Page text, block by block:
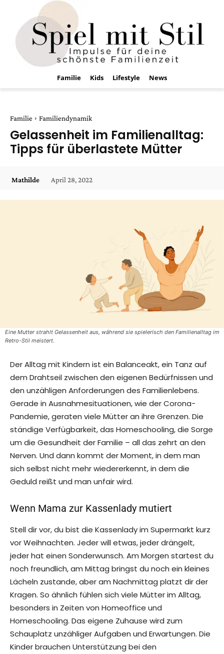
Familie Kids Lifestyle News
Familie Familiendynamik
Gelassenheit im Familienalltag:
Tipps für überlastete Mütter
Mathilde April 28, 2022
Eine Mutter strahlt Gelassenheit aus, während sie spielerisch den Familienalltag im
Retro-Stil meistert.
Der Alltag mit Kindern ist ein Balanceakt, ein Tanz auf
dem Drahtseil zwischen den eigenen Bedürfnissen und
den unzähligen Anforderungen des Familienlebens.
Gerade in Ausnahmesituationen, wie der Corona-
Pandemie, geraten viele Mütter an ihre Grenzen. Die
ständige Verfügbarkeit, das Homeschooling, die Sorge
um die Gesundheit der Familie – all das zehrt an den
Nerven. Und dann kommt der Moment, in dem man
sich selbst nicht mehr wiedererkennt, in dem die
Geduld reißt und man unfair wird.
Wenn Mama zur Kassenlady mutiert
Stell dir vor, du bist die Kassenlady im Supermarkt kurz
vor Weihnachten. Jeder will etwas, jeder drängelt,
jeder hat einen Sonderwunsch. Am Morgen startest du
noch freundlich, am Mittag bringst du noch ein kleines
Lächeln zustande, aber am Nachmittag platzt dir der
Kragen. So ähnlich fühlen sich viele Mütter im Alltag,
besonders in Zeiten von Homeoffice und
Homeschooling. Das eigene Zuhause wird zum
Schauplatz unzähliger Aufgaben und Erwartungen. Die
Kinder brauchen Unterstützung bei den